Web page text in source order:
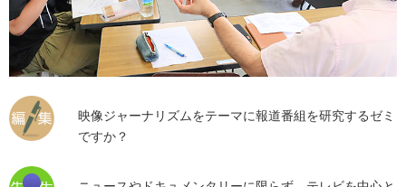
映像ジャーナリズムをテーマに報道番組を研究するゼミ
ですか？